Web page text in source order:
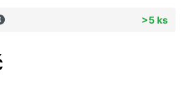
>5 ks